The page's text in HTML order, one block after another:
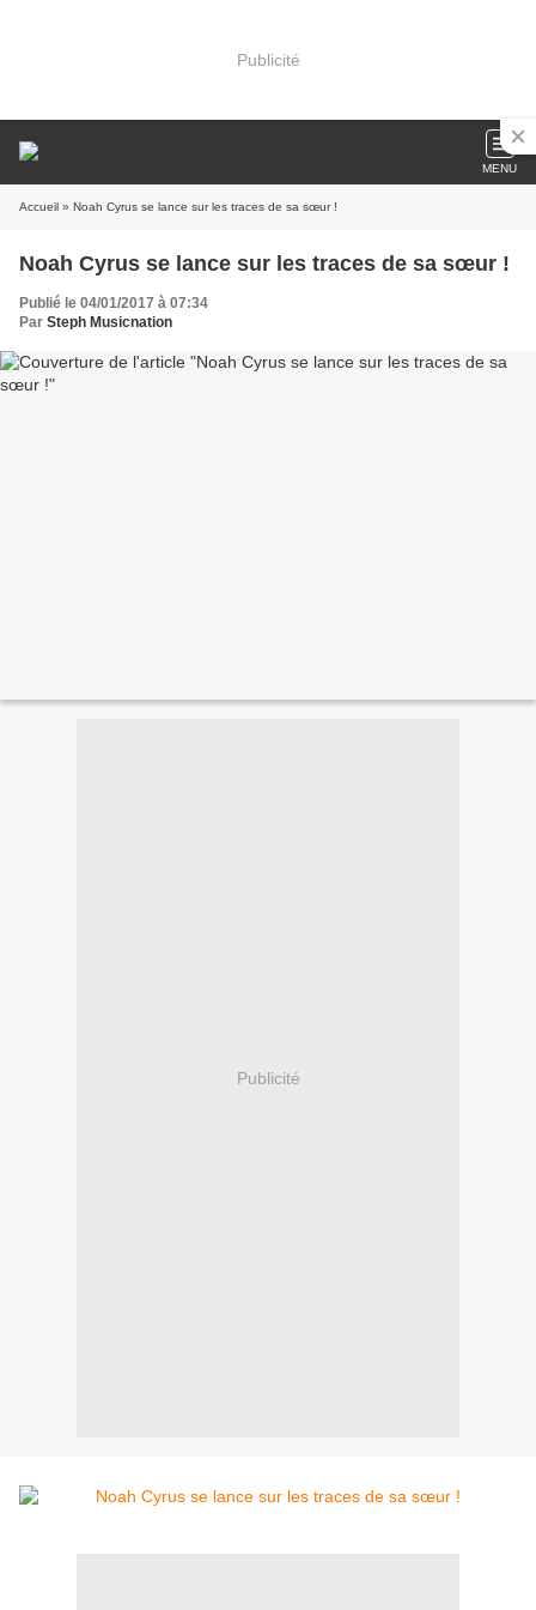
Publicité
MENU
Accueil » Noah Cyrus se lance sur les traces de sa sœur !
Noah Cyrus se lance sur les traces de sa sœur !
Publié le 04/01/2017 à 07:34
Par Steph Musicnation
Publicité